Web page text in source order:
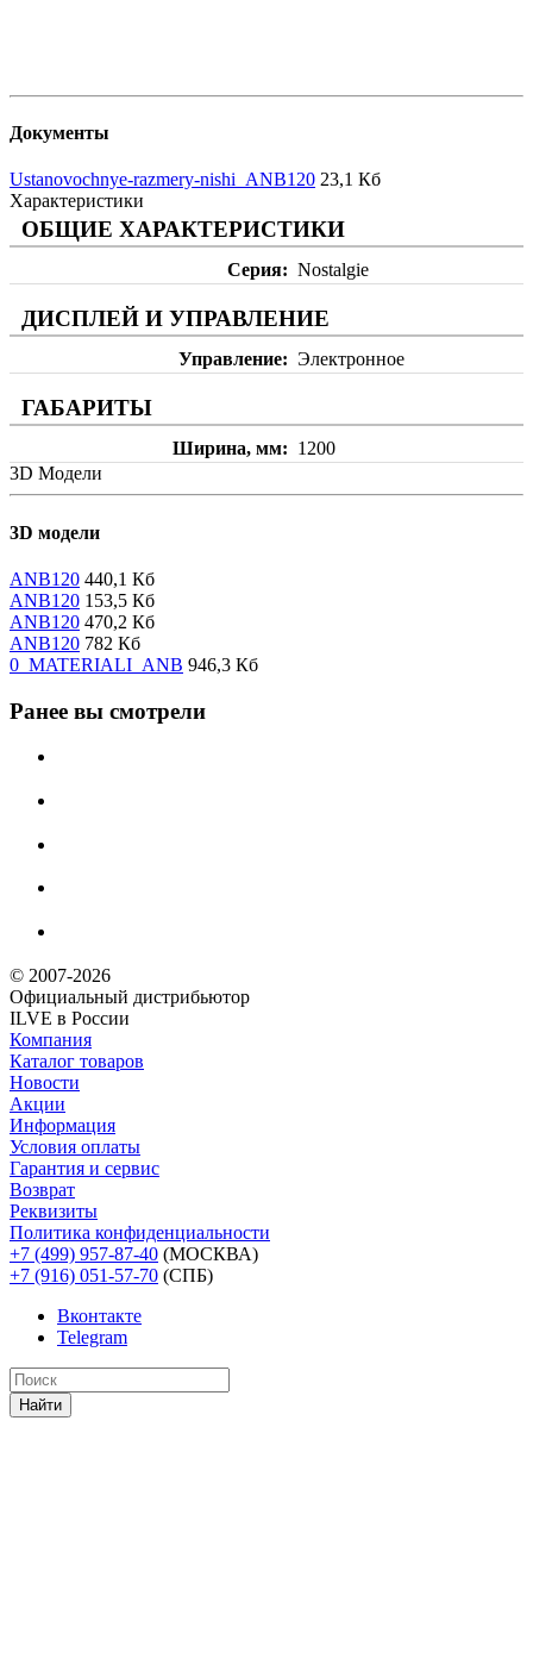
Документы
Ustanovochnye-razmery-nishi_ANB120 23,1 Кб
Характеристики
ОБЩИЕ ХАРАКТЕРИСТИКИ
Серия Nostalgie
ДИСПЛЕЙ И УПРАВЛЕНИЕ
Управление Электронное
ГАБАРИТЫ
Ширина, мм
1200
3D Модели
3D модели
ANB120 440,1 Кб
ANB120 153,5 Кб
ANB120 470,2 Кб
ANB120 782 Кб
0_MATERIALI_ANB 946,3 Кб
Ранее вы смотрели
© 2007-2026
Официальный дистрибьютoр
ILVE в России
Компания
Каталог товаров
Новости
Акции
Информация
Условия оплаты
Гарантия и сервис
Возврат
Реквизиты
Политика конфиденциальности
+7 (499) 957-87-40 (МОСКВА)
+7 (916) 051-57-70 (СПБ)
Вконтакте
Telegram
Найти